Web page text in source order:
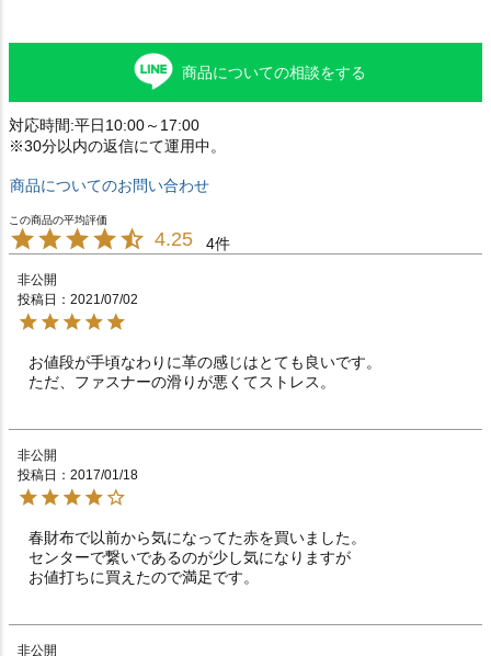
商品についての相談をする
対応時間:平日10:00～17:00
※30分以内の返信にて運用中。
商品についてのお問い合わせ
4.25 4
非公開
投稿日
2021/07/02
お値段が手頃なわりに革の感じはとても良いです。
非公開
投稿日
2017/01/18
春財布で以前から気になってた赤を買いました。
センターで繋いであるのが少し気になりますが
非公開